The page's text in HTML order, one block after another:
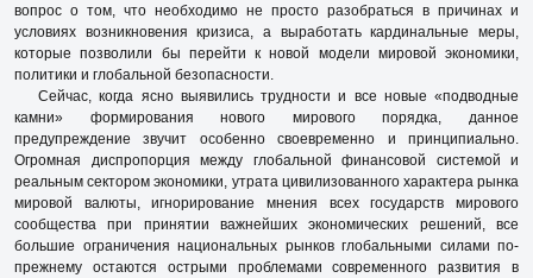
вопрос о том, что необходимо не просто разобраться в причинах и
условиях возникновения кризиса, а выработать кардинальные меры,
которые позволили бы перейти к новой модели мировой экономики,
политики и глобальной безопасности.
Сейчас, когда ясно выявились трудности и все новые «подводные
камни» формирования нового мирового порядка, данное
предупреждение звучит особенно своевременно и прин­ципиально.
Огромная диспропорция между глобальной финансовой системой и
реальным сектором экономики, утрата цивилизованного характера рынка
мировой валюты, игнорирование мнения всех государств мирового
сообщества при принятии важнейших экономических решений, все
большие ограничения национальных рынков глобальными силами по-
прежнему остаются острыми проблемами современного развития в